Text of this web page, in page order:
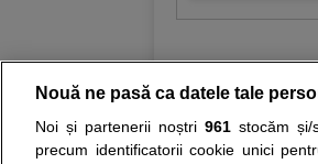
Resurse:
Nouă ne pasă ca datele tale
Noi și partenerii noștri 961stocăm și/
precum identificatorii cookie unici